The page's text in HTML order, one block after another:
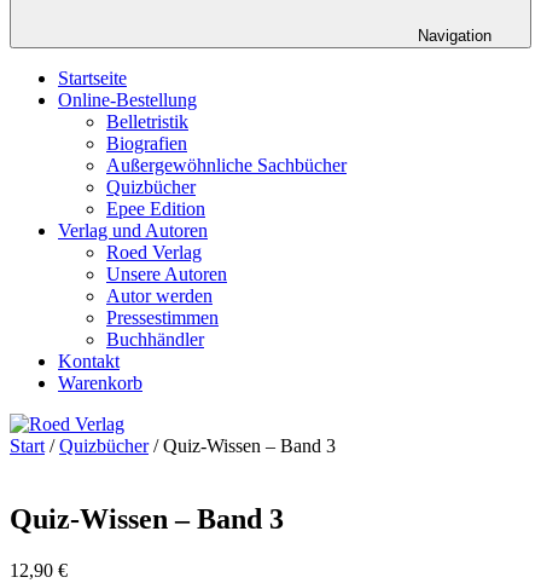
Navigation
Startseite
Online-Bestellung
Belletristik
Biografien
Außergewöhnliche Sachbücher
Quizbücher
Epee Edition
Verlag und Autoren
Roed Verlag
Unsere Autoren
Autor werden
Pressestimmen
Buchhändler
Kontakt
Warenkorb
Start /Quizbücher/ Quiz-Wissen – Band 3
Quiz-Wissen – Band 3
12,90 €